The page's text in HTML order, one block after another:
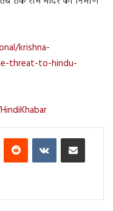
krishna-
threat-to-hindu-
Reddit VKontakteShare via Email